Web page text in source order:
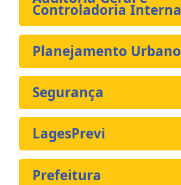
Controladoria Interna
Planejamento Urbano
Segurança
LagesPrevi
Prefeitura